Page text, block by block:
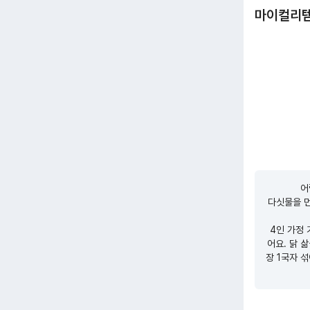
마이컬리
다싯물을
4인 가정
어요. 닭
장 1국자